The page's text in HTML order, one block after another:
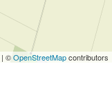
| ©OpenStreetMapcontributors